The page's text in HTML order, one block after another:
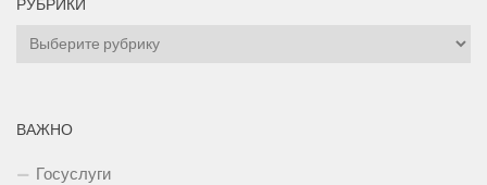
РУБРИКИ
Рубрики
ВАЖНО
Госуслуги